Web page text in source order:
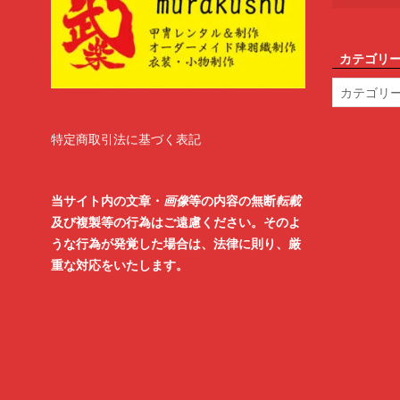
特定商取引法に基づく表記
当サイト内の文章・ 画像等の内容の無断転載
及び複製等の行為はご遠慮ください。そのよ
うな行為が発覚した場合は、法律に則り、厳
重な対応をいたします。
カテゴリ
テ